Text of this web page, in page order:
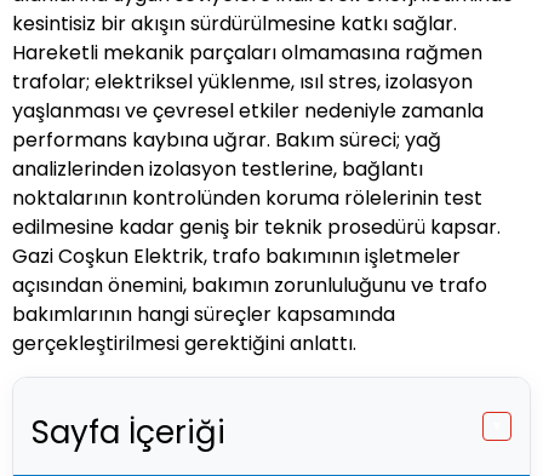
kesintisiz bir akışın sürdürülmesine katkı sağlar.
Hareketli mekanik parçaları olmamasına rağmen
trafolar; elektriksel yüklenme, ısıl stres, izolasyon
yaşlanması ve çevresel etkiler nedeniyle zamanla
performans kaybına uğrar. Bakım süreci; yağ
analizlerinden izolasyon testlerine, bağlantı
noktalarının kontrolünden koruma rölelerinin test
edilmesine kadar geniş bir teknik prosedürü kapsar.
Gazi Coşkun Elektrik, trafo bakımının işletmeler
açısından önemini, bakımın zorunluluğunu ve trafo
bakımlarının hangi süreçler kapsamında
gerçekleştirilmesi gerektiğini anlattı.
Sayfa İçeriği